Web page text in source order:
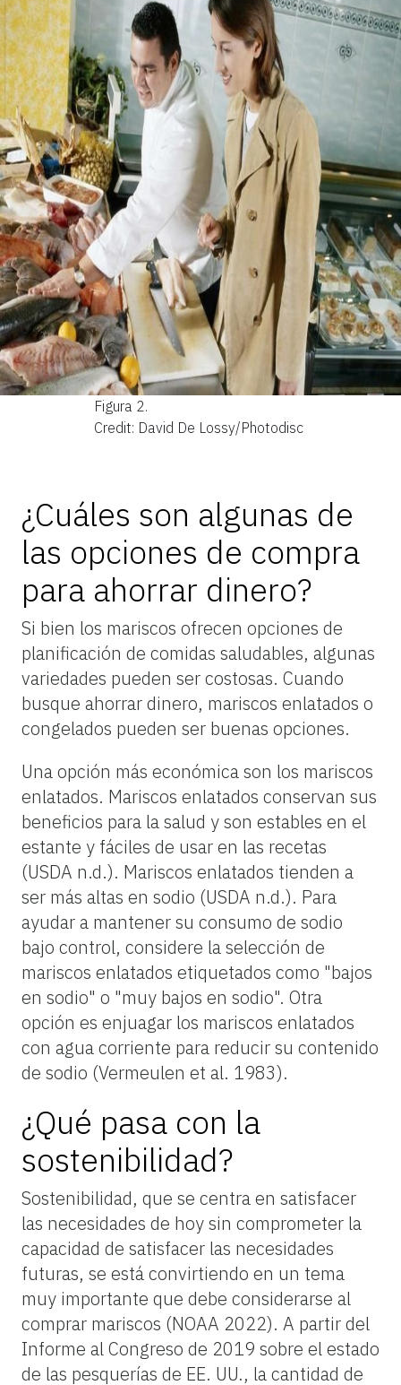
Figura 2.
Credit: David De Lossy/Photodisc
¿Cuáles son algunas de
las opciones de compra
para ahorrar dinero?
Si bien los mariscos ofrecen opciones de
planificación de comidas saludables, algunas
variedades pueden ser costosas. Cuando
busque ahorrar dinero, mariscos enlatados o
congelados pueden ser buenas opciones.
Una opción más económica son los mariscos
enlatados. Mariscos enlatados conservan sus
beneficios para la salud y son estables en el
estante y fáciles de usar en las recetas
(USDA n.d.). Mariscos enlatados tienden a
ser más altas en sodio (USDA n.d.). Para
ayudar a mantener su consumo de sodio
bajo control, considere la selección de
mariscos enlatados etiquetados como "bajos
en sodio" o "muy bajos en sodio". Otra
opción es enjuagar los mariscos enlatados
con agua corriente para reducir su contenido
de sodio (Vermeulen et al. 1983).
¿Qué pasa con la
sostenibilidad?
Sostenibilidad, que se centra en satisfacer
las necesidades de hoy sin comprometer la
capacidad de satisfacer las necesidades
futuras, se está convirtiendo en un tema
muy importante que debe considerarse al
comprar mariscos (NOAA 2022). A partir del
Informe al Congreso de 2019 sobre el estado
de las pesquerías de EE. UU., la cantidad de